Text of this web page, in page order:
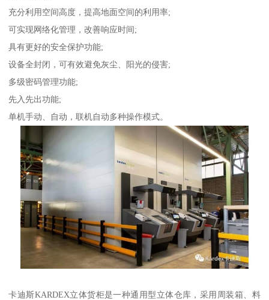
充分利用空间高度，提高地面空间的利用率;
可实现网络化管理，改善响应时间;
具有更好的安全保护功能;
设备全封闭，可有效避免灰尘、阳光的侵害;
多级密码管理功能;
先入先出功能;
单机手动、自动，联机自动多种操作模式。
卡迪斯KARDEX立体货柜是一种通用型立体仓库，采用周装箱、料